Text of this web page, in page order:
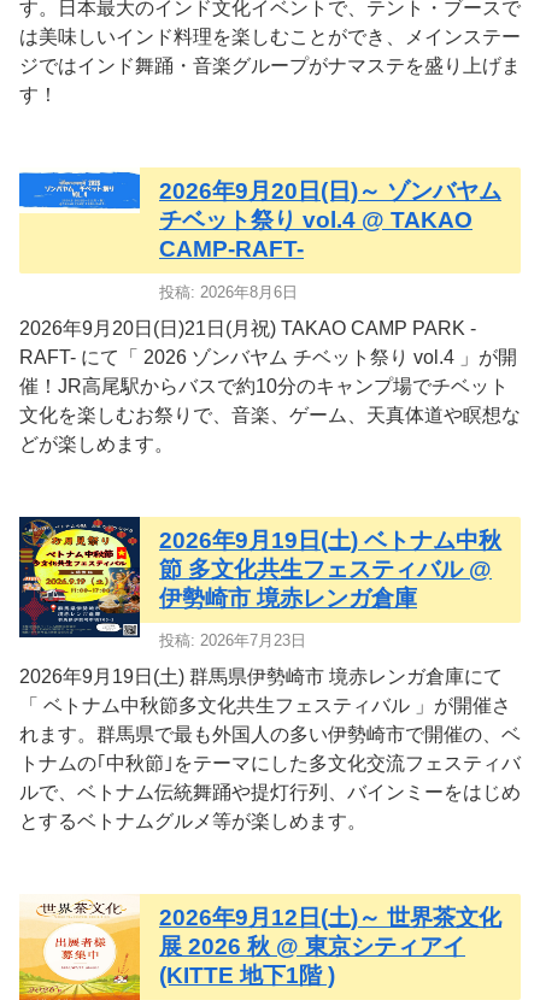
す。日本最大のインド文化イベントで、テント・ブースで
は美味しいインド料理を楽しむことができ、メインステー
ジではインド舞踊・音楽グループがナマステを盛り上げま
す！
2026年9月20日(日)～ ゾンバヤム
チベット祭り vol.4 @ TAKAO
CAMP-RAFT-
投稿: 2026年8月6日
2026年9月20日(日)21日(月祝) TAKAO CAMP PARK -
RAFT- にて「 2026 ゾンバヤム チベット祭り vol.4 」が開
催！JR高尾駅からバスで約10分のキャンプ場でチベット
文化を楽しむお祭りで、音楽、ゲーム、天真体道や瞑想な
どが楽しめます。
2026年9月19日(土) ベトナム中秋
節 多文化共生フェスティバル @
伊勢崎市 境赤レンガ倉庫
投稿: 2026年7月23日
2026年9月19日(土) 群馬県伊勢崎市 境赤レンガ倉庫にて
「 ベトナム中秋節多文化共生フェスティバル 」が開催さ
れます。群馬県で最も外国人の多い伊勢崎市で開催の、ベ
トナムの｢中秋節｣をテーマにした多文化交流フェスティバ
ルで、ベトナム伝統舞踊や提灯行列、バインミーをはじめ
とするベトナムグルメ等が楽しめます。
2026年9月12日(土)～ 世界茶文化
展 2026 秋 @ 東京シティアイ
(KITTE 地下1階 )